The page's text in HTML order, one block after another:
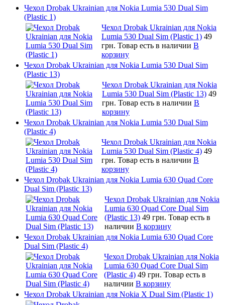
Чехол Drobak Ukrainian для Nokia Lumia 530 Dual Sim
(Plastic 1)
Чехол Drobak Ukrainian для Nokia
Lumia 530 Dual Sim (Plastic 1) 49
грн. Товар есть в наличии В
корзину
Чехол Drobak Ukrainian для Nokia Lumia 530 Dual Sim
(Plastic 13)
Чехол Drobak Ukrainian для Nokia
Lumia 530 Dual Sim (Plastic 13) 49
грн. Товар есть в наличии В
корзину
Чехол Drobak Ukrainian для Nokia Lumia 530 Dual Sim
(Plastic 4)
Чехол Drobak Ukrainian для Nokia
Lumia 530 Dual Sim (Plastic 4) 49
грн. Товар есть в наличии В
корзину
Чехол Drobak Ukrainian для Nokia Lumia 630 Quad Core
Dual Sim (Plastic 13)
Чехол Drobak Ukrainian для Nokia
Lumia 630 Quad Core Dual Sim
(Plastic 13) 49 грн. Товар есть в
наличии В корзину
Чехол Drobak Ukrainian для Nokia Lumia 630 Quad Core
Dual Sim (Plastic 4)
Чехол Drobak Ukrainian для Nokia
Lumia 630 Quad Core Dual Sim
(Plastic 4) 49 грн. Товар есть в
наличии В корзину
Чехол Drobak Ukrainian для Nokia X Dual Sim (Plastic 1)